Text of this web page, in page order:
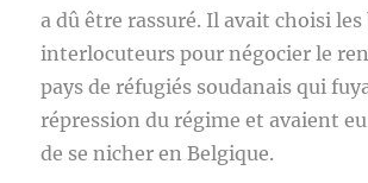
a dû être rassuré. Il avait choisi les
interlocuteurs pour négocier le
pays de réfugiés soudanais qui
répression du régime et avaient
de se nicher en Belgique.